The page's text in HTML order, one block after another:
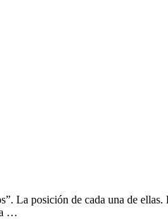
La posición de cada una de
…